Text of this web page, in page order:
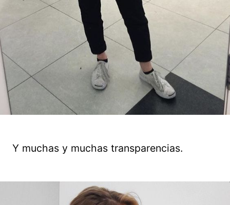
Y muchas y muchas transparencias.